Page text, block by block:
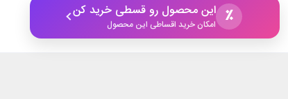
٪ این محصول رو قسطی خرید کن
امکان خرید اقساطی این محصول